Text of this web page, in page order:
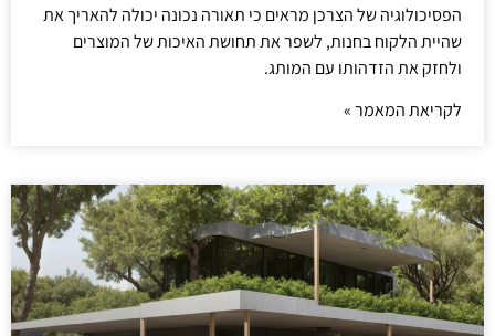
הפסיכולוגיה של הצרכן מראים כי תאורה נכונה יכולה להאריך את
שהיית הלקוח בחנות, לשפר את תחושת האיכות של המוצרים
ולחזק את הזדהותו עם המותג.
לקריאת המאמר »